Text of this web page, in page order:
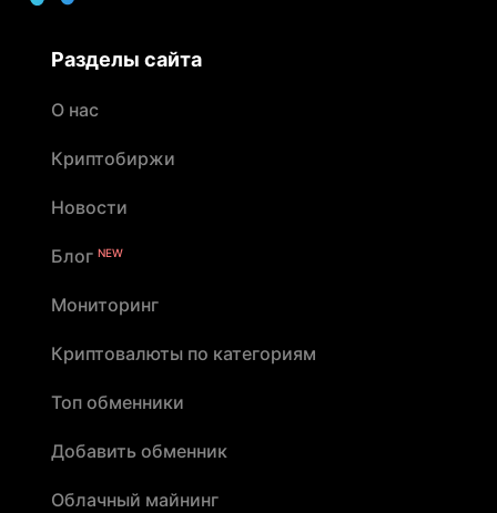
Разделы сайта
О нас
Криптобиржи
Новости
Блог NEW
Мониторинг
Криптовалюты по категориям
Топ обменники
Добавить обменник
Облачный майнинг